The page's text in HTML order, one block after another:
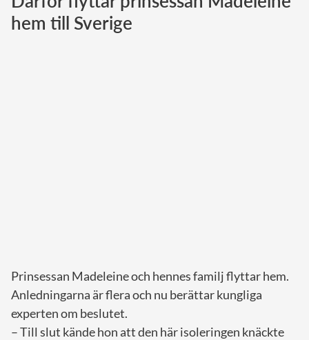
Norska kungahuset
hem till Sverige
Prinsessan Madeleine och hennes familj flyttar hem.
Anledningarna är flera och nu berättar kungliga
experten om beslutet.
– Till slut kände hon att den här isoleringen knäckte